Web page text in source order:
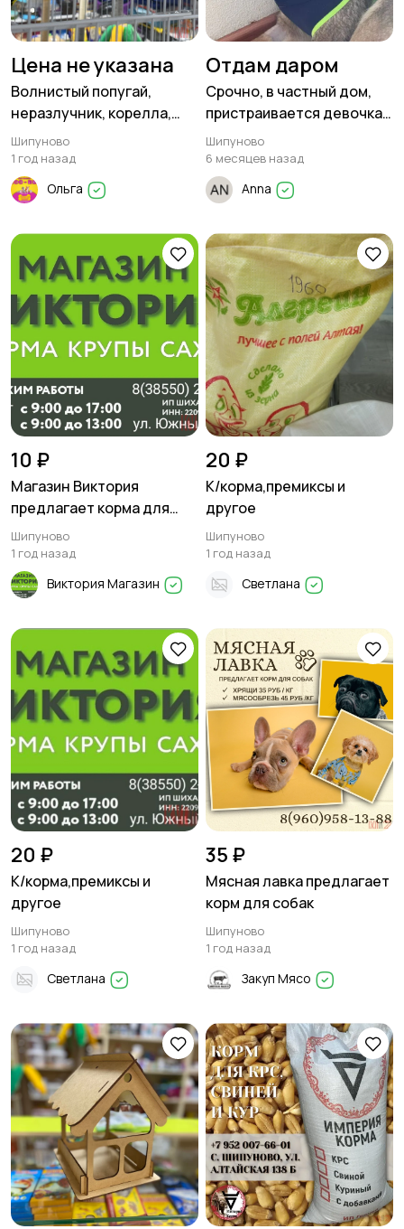
Цена не указана
Волнистый попугай,
неразлучник, корелла,
кролик, шиншилла,
хомячки
Шипуново
1 год назад
Ольга
Отдам даром
Срочно, в частный дом,
пристраивается девочка,
молодая собака, 8
месяцев
Шипуново
6 месяцев назад
Anna
10 ₽
Магазин Виктория
предлагает корма для
цыплят, свиней, кроликов
Шипуново
1 год назад
Виктория Магазин
20 ₽
К/корма,премиксы и
другое
Шипуново
1 год назад
Светлана
20 ₽
К/корма,премиксы и
другое
Шипуново
1 год назад
Светлана
35 ₽
Мясная лавка предлагает
корм для собак
Шипуново
1 год назад
Закуп Мясо